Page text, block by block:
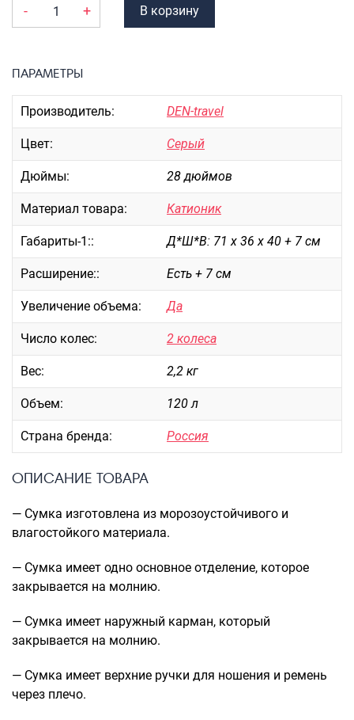
Портпледы
Мешки для обуви
Пеналы для школы
Новинки
Багаж
Чемоданы оптом
Чемоданы на колесах
Чемоданы детские
Пилоты на колесах
Рюкзаки детские для детских
чемоданов
Бьюти-кейсы
Саквояжи
Распродажа
Сумки
Сумки колесные
Сумки спортивные
Сумки поясные
Сумки пляжные
Сумки для ноутбуков
Сумки-тележки хозяйственные
Сумки детские
Рюкзаки городские
- + В корзину
ПАРАМЕТРЫ
Производитель: DEN-travel
Цвет: Серый
Дюймы: 28 дюймов
Материал товара: Катионик
Габариты-1:: Д*Ш*В: 71 х 36 х 40 + 7 см
Расширение:: Есть + 7 см
Увеличение объема: Да
Число колес: 2 колеса
Вес: 2,2 кг
Объем: 120 л
Страна бренда: Россия
ОПИСАНИЕ ТОВАРА
— Сумка изготовлена из морозоустойчивого и
влагостойкого материала.
— Сумка имеет одно основное отделение, которое
закрывается на молнию.
— Сумка имеет наружный карман, который
закрывается на молнию.
— Сумка имеет верхние ручки для ношения и ремень
через плечо.